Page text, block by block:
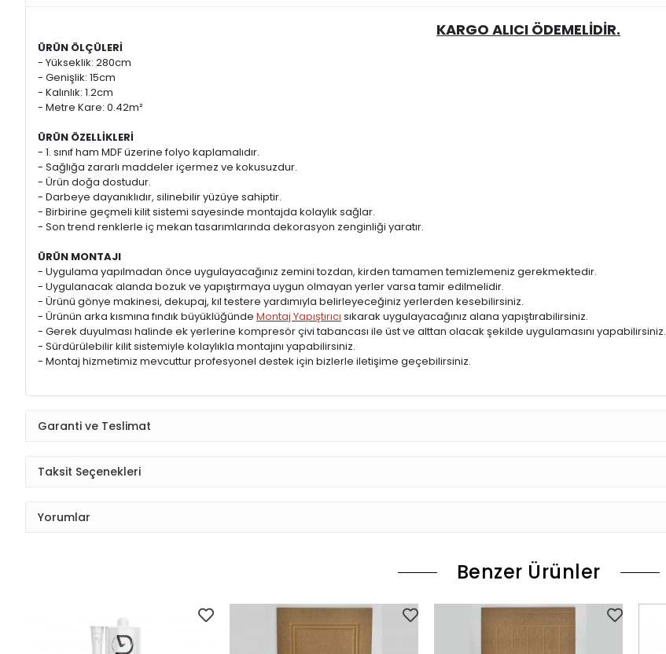
KARGO ALICI ÖDEMELİDİR.
ÜRÜN ÖLÇÜLERİ
- Yükseklik: 280cm
- Genişlik: 15cm
- Kalınlık: 1.2cm
- Metre Kare: 0.42m²
ÜRÜN ÖZELLİKLERİ
- 1. sınıf ham MDF üzerine folyo kaplamalıdır.
- Sağlığa zararlı maddeler içermez ve kokusuzdur.
- Ürün doğa dostudur.
- Darbeye dayanıklıdır, silinebilir yüzüye sahiptir.
- Birbirine geçmeli kilit sistemi sayesinde montajda kolaylık sağlar.
- Son trend renklerle iç mekan tasarımlarında dekorasyon zenginliği yaratır.
ÜRÜN MONTAJI
- Uygulama yapılmadan önce uygulayacağınız zemini tozdan, kirden tamamen temizlemeniz gerekmektedir.
- Uygulanacak alanda bozuk ve yapıştırmaya uygun olmayan yerler varsa tamir edilmelidir.
- Ürünü gönye makinesi, dekupaj, kıl testere yardımıyla belirleyeceğiniz yerlerden kesebilirsiniz.
- Ürünün arka kısmına fındık büyüklüğünde Montaj Yapıştırıcı sıkarak uygulayacağınız alana yapıştırabilirsiniz.
- Gerek duyulması halinde ek yerlerine kompresör çivi tabancası ile üst ve alttan olacak şekilde uygulamasını yapabilirsiniz.
- Sürdürülebilir kilit sistemiyle kolaylıkla montajını yapabilirsiniz.
- Montaj hizmetimiz mevcuttur profesyonel destek için bizlerle iletişime geçebilirsiniz.
Garanti ve Teslimat
Taksit Seçenekleri
Yorumlar
Benzer Ürünler